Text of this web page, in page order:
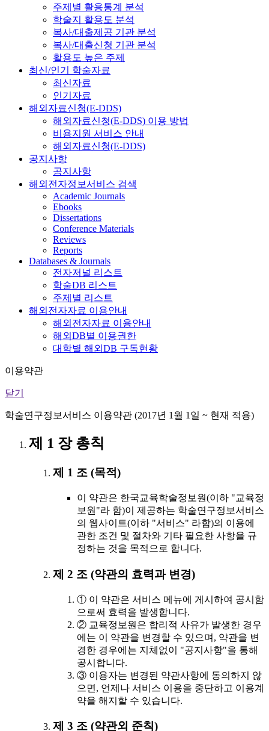
주제별 활용통계 분석
학술지 활용도 분석
복사/대출제공 기관 분석
복사/대출신청 기관 분석
활용도 높은 주제
최신/인기 학술자료
최신자료
인기자료
해외자료신청(E-DDS)
해외자료신청(E-DDS) 이용 방법
비용지원 서비스 안내
해외자료신청(E-DDS)
공지사항
공지사항
해외전자정보서비스 검색
Academic Journals
Ebooks
Dissertations
Conference Materials
Reviews
Reports
Databases & Journals
전자저널 리스트
학술DB 리스트
주제별 리스트
해외전자자료 이용안내
해외전자자료 이용안내
해외DB별 이용권한
대학별 해외DB 구독현황
이용약관
닫기
학술연구정보서비스 이용약관 (2017년 1월 1일 ~ 현재 적용)
제 1 장 총칙
제 1 조 (목적)
이 약관은 한국교육학술정보원(이하 "교육정
보원"라 함)이 제공하는 학술연구정보서비스
의 웹사이트(이하 "서비스" 라함)의 이용에
관한 조건 및 절차와 기타 필요한 사항을 규
정하는 것을 목적으로 합니다.
제 2 조 (약관의 효력과 변경)
① 이 약관은 서비스 메뉴에 게시하여 공시함
으로써 효력을 발생합니다.
② 교육정보원은 합리적 사유가 발생한 경우
에는 이 약관을 변경할 수 있으며, 약관을 변
경한 경우에는 지체없이 "공지사항"을 통해
공시합니다.
③ 이용자는 변경된 약관사항에 동의하지 않
으면, 언제나 서비스 이용을 중단하고 이용계
약을 해지할 수 있습니다.
제 3 조 (약관외 준칙)